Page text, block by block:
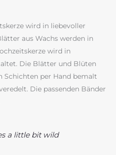
wird in liebevoller
aus Wachs werden in
wird in
Die Blätter und Blüten
Schichten per Hand bemalt
Die passenden Bänder
a little bit wild